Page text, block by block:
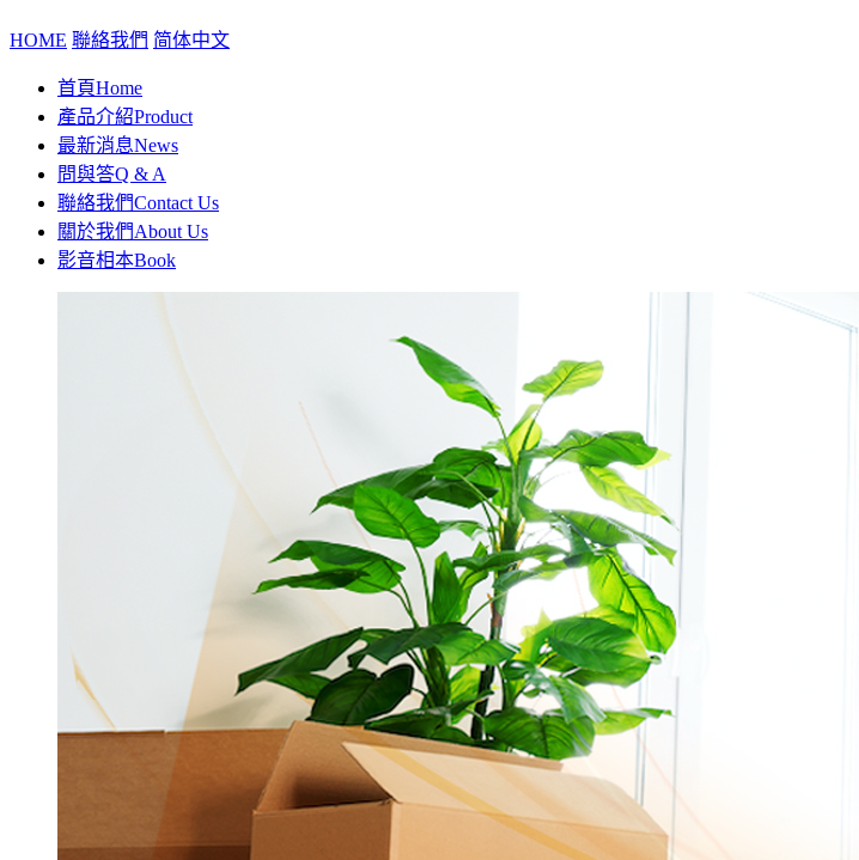
HOME 聯絡我們 简体中文
首頁Home
產品介紹Product
最新消息News
問與答Q & A
聯絡我們Contact Us
關於我們About Us
影音相本Book